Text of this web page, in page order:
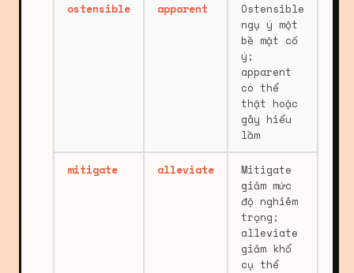
ostensible apparent
Ostensible
ngụ ý một
bề mặt cố
ý;
apparent
có thể
thật hoặc
gây hiểu
lầm
mitigate alleviate
Mitigate
giảm mức
độ nghiêm
trọng;
alleviate
giảm khổ
cụ thể